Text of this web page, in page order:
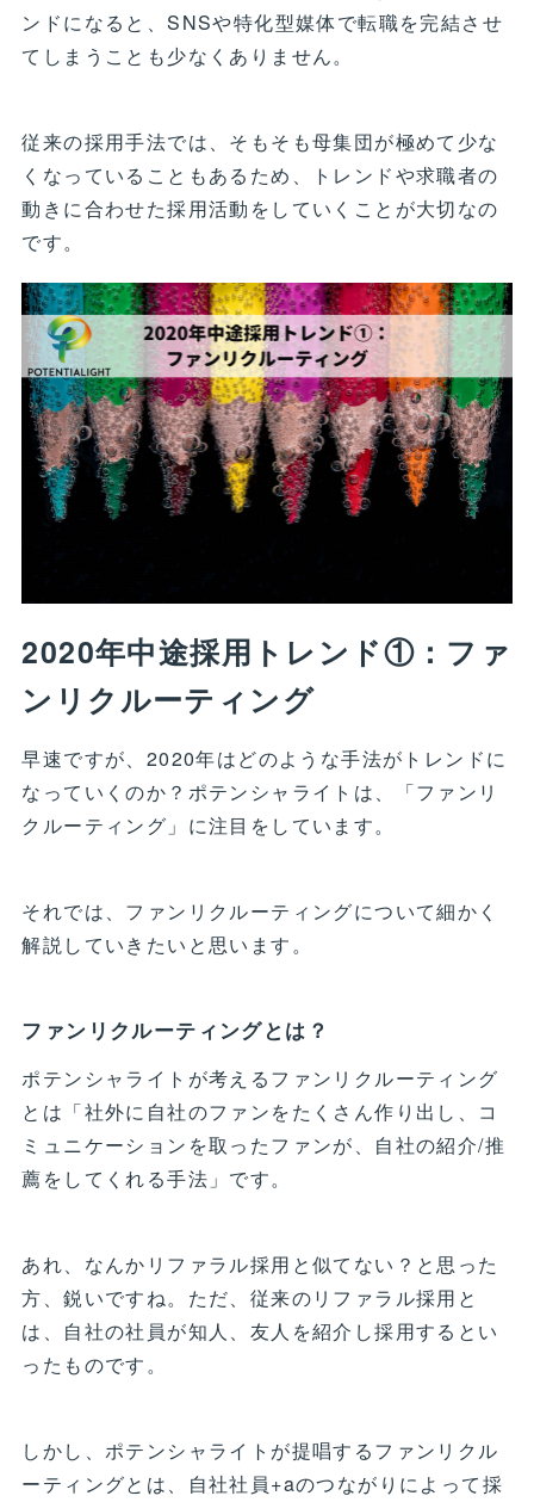
ンドになると、SNSや特化型媒体で転職を完結させ
てしまうことも少なくありません。
従来の採用手法では、そもそも母集団が極めて少な
くなっていることもあるため、トレンドや求職者の
動きに合わせた採用活動をしていくことが大切なの
です。
2020年中途採用トレンド①：ファ
ンリクルーティング
早速ですが、2020年はどのような手法がトレンドに
なっていくのか？ポテンシャライトは、「ファンリ
クルーティング」に注目をしています。
それでは、ファンリクルーティングについて細かく
解説していきたいと思います。
ファンリクルーティングとは？
ポテンシャライトが考えるファンリクルーティング
とは「社外に自社のファンをたくさん作り出し、コ
ミュニケーションを取ったファンが、自社の紹介/推
薦をしてくれる手法」です。
あれ、なんかリファラル採用と似てない？と思った
方、鋭いですね。ただ、従来のリファラル採用と
は、自社の社員が知人、友人を紹介し採用するとい
ったものです。
しかし、ポテンシャライトが提唱するファンリクル
ーティングとは、自社社員+aのつながりによって採